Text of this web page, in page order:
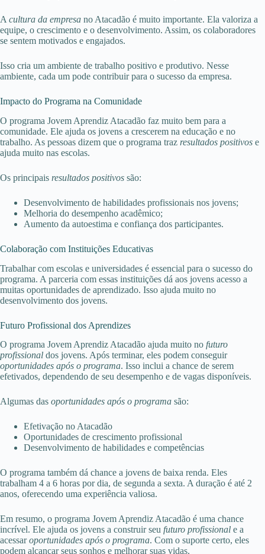
A cultura da empresa no Atacadão é muito importante. Ela valoriza a
equipe, o crescimento e o desenvolvimento. Assim, os colaboradores
se sentem motivados e engajados.
Isso cria um ambiente de trabalho positivo e produtivo. Nesse
ambiente, cada um pode contribuir para o sucesso da empresa.
Impacto do Programa na Comunidade
O programa Jovem Aprendiz Atacadão faz muito bem para a
comunidade. Ele ajuda os jovens a crescerem na educação e no
trabalho. As pessoas dizem que o programa traz resultados positivos e
ajuda muito nas escolas.
Os principais resultados positivos são:
Desenvolvimento de habilidades profissionais nos jovens;
Melhoria do desempenho acadêmico;
Aumento da autoestima e confiança dos participantes.
Colaboração com Instituições Educativas
Trabalhar com escolas e universidades é essencial para o sucesso do
programa. A parceria com essas instituições dá aos jovens acesso a
muitas oportunidades de aprendizado. Isso ajuda muito no
desenvolvimento dos jovens.
Futuro Profissional dos Aprendizes
O programa Jovem Aprendiz Atacadão ajuda muito no futuro
profissional dos jovens. Após terminar, eles podem conseguir
oportunidades após o programa. Isso inclui a chance de serem
efetivados, dependendo de seu desempenho e de vagas disponíveis.
Algumas das oportunidades após o programa são:
Efetivação no Atacadão
Oportunidades de crescimento profissional
Desenvolvimento de habilidades e competências
O programa também dá chance a jovens de baixa renda. Eles
trabalham 4 a 6 horas por dia, de segunda a sexta. A duração é até 2
anos, oferecendo uma experiência valiosa.
Em resumo, o programa Jovem Aprendiz Atacadão é uma chance
incrível. Ele ajuda os jovens a construir seu futuro profissional e a
acessaroportunidades após o programa. Com o suporte certo, eles
podem alcançar seus sonhos e melhorar suas vidas.